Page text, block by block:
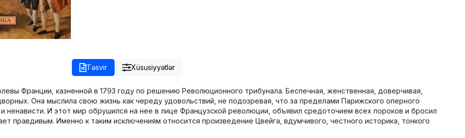
Təsvir Xüsusiyyətlər
Франции, казненной в 1793 году по решению Революционного трибунала. Беспечная, женственная, доверчивая,
Она мыслила свою жизнь как череду удовольствий, не подозревая, что за пределами Парижского оперного
ненависти. И этот мир обрушился на нее в лице Французской революции, объявил средоточием всех пороков и бросил
правдивым. Именно к таким исключениям относится произведение Цвейга, вдумчивого, честного историка, тонкого